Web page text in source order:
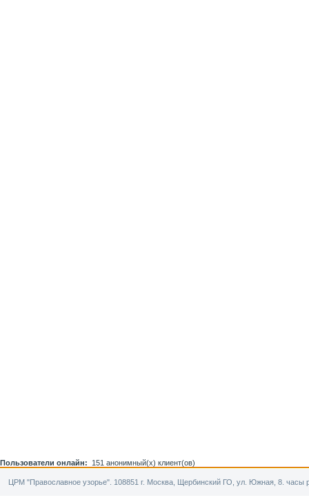
Пользователи онлайн: 151 анонимный(х) клиент(ов)
ЦРМ "Православное узорье". 108851 г. Москва, Щербинский ГО, ул. Южная, 8. часы